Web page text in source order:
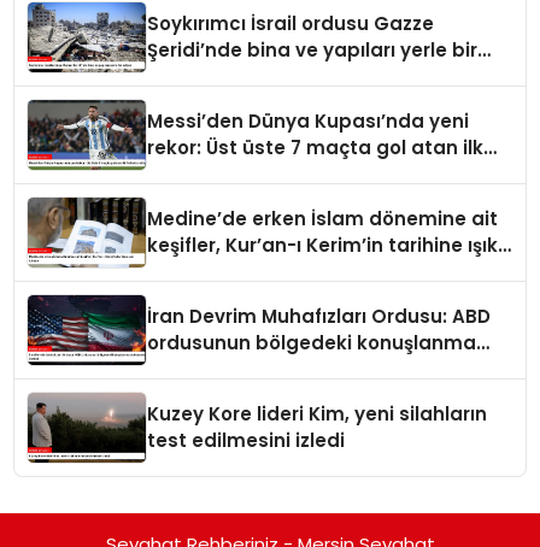
Soykırımcı İsrail ordusu Gazze
Şeridi’nde bina ve yapıları yerle bir
Messi’den Dünya Kupası’nda yeni
rekor: Üst üste 7 maçta gol atan ilk
Medine’de erken İslam dönemine ait
keşifler, Kur’an-ı Kerim’in tarihine ışık
İran Devrim Muhafızları Ordusu: ABD
ordusunun bölgedeki konuşlanma
Kuzey Kore lideri Kim, yeni silahların
test edilmesini izledi